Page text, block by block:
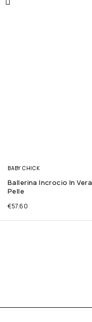
BABY CHICK
Ballerina Incrocio In Vera
Pelle
€57.60